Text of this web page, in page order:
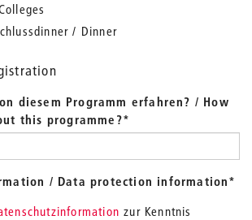
/ Dinner
diesem Programm erfahren? / How
this programme?*
/ Data protection information*
zur Kenntnis